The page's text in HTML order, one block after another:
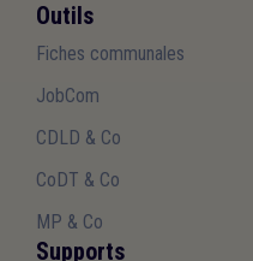
Outils
Fiches communales
JobCom
CDLD & Co
CoDT & Co
MP & Co
Supports